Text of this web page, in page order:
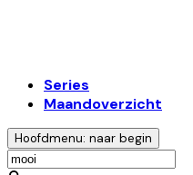
Series
Maandoverzicht
Hoofdmenu: naar begin